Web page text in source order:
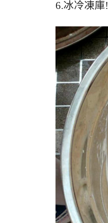
6.冰冷凍庫!